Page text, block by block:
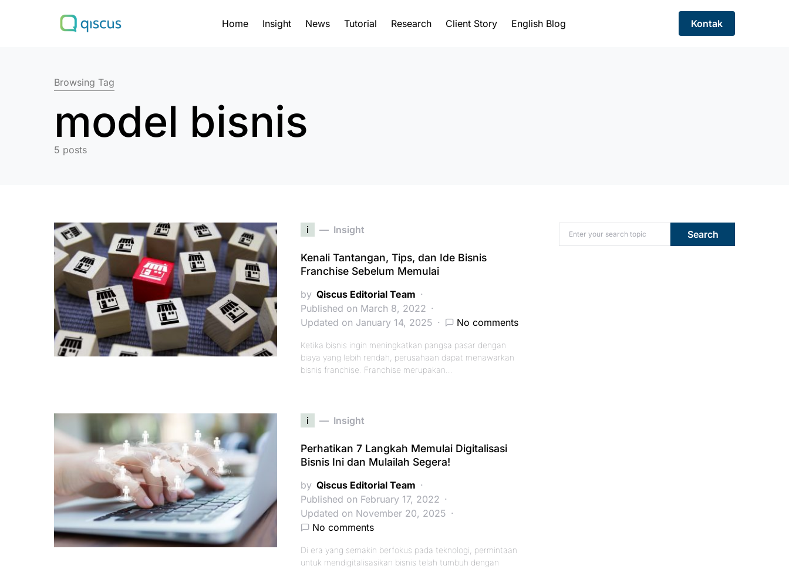
Home Insight News Tutorial Research Client Story English Blog
Kontak
Search for:
Browsing Tag
model bisnis
5 posts
i Insight
Kenali Tantangan, Tips, dan Ide Bisnis
Franchise Sebelum Memulai
by Qiscus Editorial Team
Published on March 8, 2022
Updated on January 14, 2025
No comments
Ketika bisnis ingin meningkatkan pangsa pasar dengan
biaya yang lebih rendah, perusahaan dapat menawarkan
bisnis franchise. Franchise merupakan…
i Insight
Perhatikan 7 Langkah Memulai Digitalisasi
Bisnis Ini dan Mulailah Segera!
by Qiscus Editorial Team
Published on February 17, 2022
Updated on November 20, 2025
No comments
Di era yang semakin berfokus pada teknologi, permintaan
untuk mendigitalisasikan bisnis telah tumbuh dengan
Search for: Search